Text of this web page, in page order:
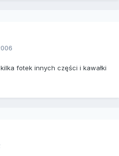
fotek innych części i kawałki